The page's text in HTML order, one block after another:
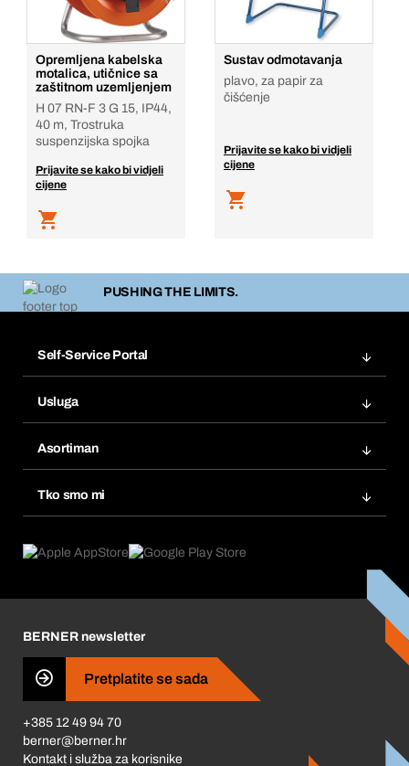
Opremljena kabelska
motalica, utičnice sa
zaštitnom uzemljenjem
H 07 RN-F 3 G 15, IP44,
40 m, Trostruka
suspenzijska spojka
Prijavite se kako bi vidjeli
cijene
Sustav odmotavanja
plavo, za papir za
čišćenje
Prijavite se kako bi vidjeli
cijene
PUSHING THE LIMITS.
Self-Service Portal
Popisi želja
Ponovno naručivanje
Pretplate
Usluga
Tražitelji proizvoda
Asortiman
Tko smo mi
Što nas pokreće
Business Conduct
BERNER newsletter
Pretplatite se sada
+385 12 49 94 70
berner@berner.hr
Kontakt i služba za korisnike